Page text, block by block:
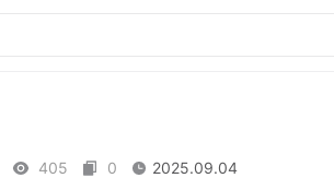
405 0 2025.09.04